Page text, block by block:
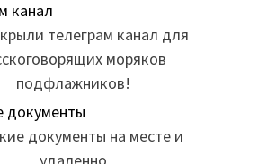
телеграм канал для
моряков
подфлажников!
документы на месте и